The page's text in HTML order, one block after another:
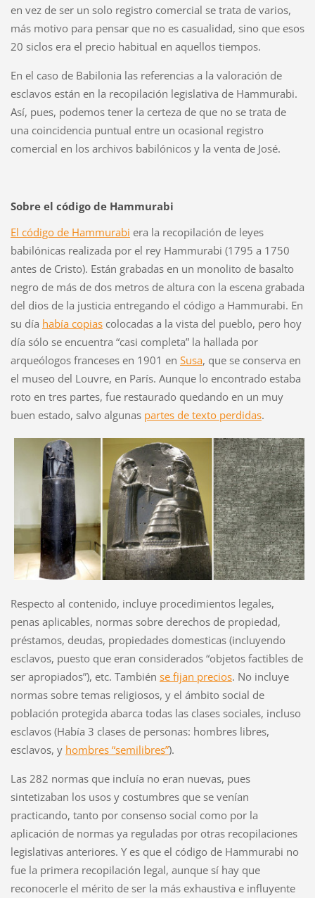
en vez de ser un solo registro comercial se trata de varios,
más motivo para pensar que no es casualidad, sino que esos
20 siclos era el precio habitual en aquellos tiempos.
En el caso de Babilonia las referencias a la valoración de
esclavos están en la recopilación legislativa de Hammurabi.
Así, pues, podemos tener la certeza de que no se trata de
una coincidencia puntual entre un ocasional registro
comercial en los archivos babilónicos y la venta de José.
Sobre el código de Hammurabi
El código de Hammurabi era la recopilación de leyes
babilónicas realizada por el rey Hammurabi (1795 a 1750
antes de Cristo). Están grabadas en un monolito de basalto
negro de más de dos metros de altura con la escena grabada
del dios de la justicia entregando el código a Hammurabi. En
su día había copiascolocadas a la vista del pueblo, pero hoy
día sólo se encuentra “casi completa” la hallada por
arqueólogos franceses en 1901 en Susa, que se conserva en
el museo del Louvre, en París. Aunque lo encontrado estaba
roto en tres partes, fue restaurado quedando en un muy
buen estado, salvo algunas partes de texto perdidas.
Respecto al contenido, incluye procedimientos legales,
penas aplicables, normas sobre derechos de propiedad,
préstamos, deudas, propiedades domesticas (incluyendo
esclavos, puesto que eran considerados “objetos factibles de
ser apropiados”), etc. También se fijan precios. No incluye
normas sobre temas religiosos, y el ámbito social de
población protegida abarca todas las clases sociales, incluso
esclavos (Había 3 clases de personas: hombres libres,
esclavos, y hombres “semilibres”).
Las 282 normas que incluía no eran nuevas, pues
sintetizaban los usos y costumbres que se venían
practicando, tanto por consenso social como por la
aplicación de normas ya reguladas por otras recopilaciones
legislativas anteriores. Y es que el código de Hammurabi no
fue la primera recopilación legal, aunque sí hay que
reconocerle el mérito de ser la más exhaustiva e influyente